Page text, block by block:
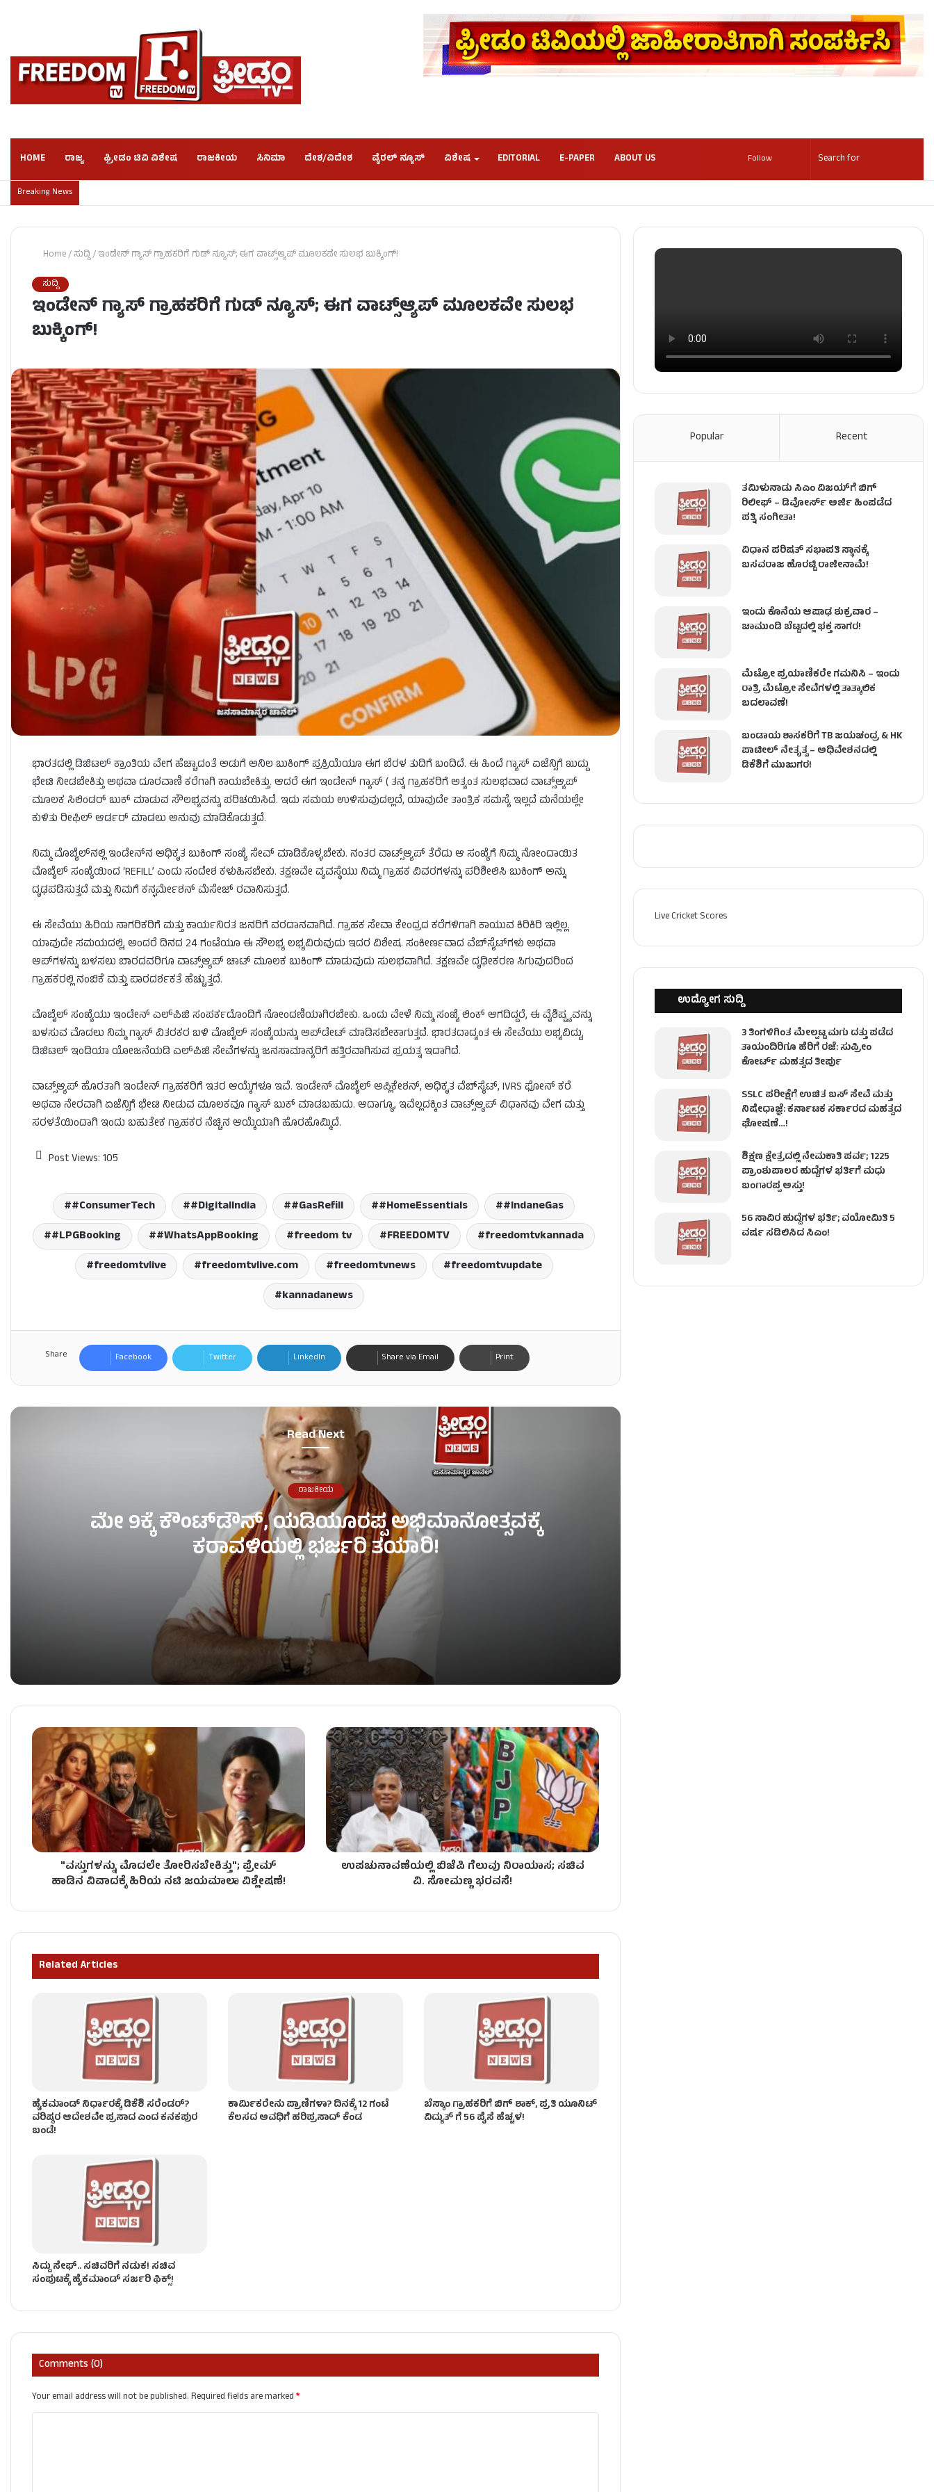
HOME ರಾಜ್ಯ ಫ್ರೀಡಂ ಟಿವಿ ವಿಶೇಷ ರಾಜಕೀಯ ಸಿನಿಮಾ ದೇಶ/ವಿದೇಶ ವೈರಲ್ ನ್ಯೂಸ್ ವಿಶೇಷ EDITORIAL E-PAPER ABOUT US Follow
Breaking News
Home/ಸುದ್ದಿ/ಇಂಡೇನ್ ಗ್ಯಾಸ್ ಗ್ರಾಹಕರಿಗೆ ಗುಡ್ ನ್ಯೂಸ್; ಈಗ ವಾಟ್ಸ್ಆ್ಯಪ್ ಮೂಲಕವೇ ಸುಲಭ ಬುಕ್ಕಿಂಗ್!
ಸುದ್ದಿ
ಇಂಡೇನ್ ಗ್ಯಾಸ್ ಗ್ರಾಹಕರಿಗೆ ಗುಡ್ ನ್ಯೂಸ್; ಈಗ ವಾಟ್ಸ್ಆ್ಯಪ್ ಮೂಲಕವೇ ಸುಲಭ
ಬುಕ್ಕಿಂಗ್!
ಭಾರತದಲ್ಲಿ ಡಿಜಿಟಲ್ ಕ್ರಾಂತಿಯ ವೇಗ ಹೆಚ್ಚಾದಂತೆ ಅಡುಗೆ ಅನಿಲ ಬುಕಿಂಗ್ ಪ್ರಕ್ರಿಯೆಯೂ ಈಗ ಬೆರಳ ತುದಿಗೆ ಬಂದಿದೆ. ಈ ಹಿಂದೆ ಗ್ಯಾಸ್ ಏಜೆನ್ಸಿಗೆ ಖುದ್ದು
ಭೇಟಿ ನೀಡಬೇಕಿತ್ತು ಅಥವಾ ದೂರವಾಣಿ ಕರೆಗಾಗಿ ಕಾಯಬೇಕಿತ್ತು. ಆದರೆ ಈಗ ಇಂಡೇನ್ ಗ್ಯಾಸ್ ( ತನ್ನ ಗ್ರಾಹಕರಿಗೆ ಅತ್ಯಂತ ಸುಲಭವಾದ ವಾಟ್ಸ್ಆ್ಯಪ್
ಮೂಲಕ ಸಿಲಿಂಡರ್ ಬುಕ್ ಮಾಡುವ ಸೌಲಭ್ಯವನ್ನು ಪರಿಚಯಿಸಿದೆ. ಇದು ಸಮಯ ಉಳಿಸುವುದಲ್ಲದೆ, ಯಾವುದೇ ತಾಂತ್ರಿಕ ಸಮಸ್ಯೆ ಇಲ್ಲದೆ ಮನೆಯಲ್ಲೇ
ಕುಳಿತು ರೀಫಿಲ್ ಆರ್ಡರ್ ಮಾಡಲು ಅನುವು ಮಾಡಿಕೊಡುತ್ತದೆ.
ನಿಮ್ಮ ಮೊಬೈಲ್‌ನಲ್ಲಿ ಇಂಡೇನ್‌ನ ಅಧಿಕೃತ ಬುಕಿಂಗ್ ಸಂಖ್ಯೆ ಸೇವ್ ಮಾಡಿಕೊಳ್ಳಬೇಕು. ನಂತರ ವಾಟ್ಸ್ಆ್ಯಪ್ ತೆರೆದು ಆ ಸಂಖ್ಯೆಗೆ ನಿಮ್ಮ ನೋಂದಾಯಿತ
ಮೊಬೈಲ್ ಸಂಖ್ಯೆಯಿಂದ ‘REFILL’ ಎಂದು ಸಂದೇಶ ಕಳುಹಿಸಬೇಕು. ತಕ್ಷಣವೇ ವ್ಯವಸ್ಥೆಯು ನಿಮ್ಮ ಗ್ರಾಹಕ ವಿವರಗಳನ್ನು ಪರಿಶೀಲಿಸಿ ಬುಕಿಂಗ್ ಅನ್ನು
ದೃಢಪಡಿಸುತ್ತದೆ ಮತ್ತು ನಿಮಗೆ ಕನ್ಫರ್ಮೇಶನ್ ಮೆಸೇಜ್ ರವಾನಿಸುತ್ತದೆ.
ಈ ಸೇವೆಯು ಹಿರಿಯ ನಾಗರಿಕರಿಗೆ ಮತ್ತು ಕಾರ್ಯನಿರತ ಜನರಿಗೆ ವರದಾನವಾಗಿದೆ. ಗ್ರಾಹಕ ಸೇವಾ ಕೇಂದ್ರದ ಕರೆಗಳಿಗಾಗಿ ಕಾಯುವ ಕಿರಿಕಿರಿ ಇಲ್ಲಿಲ್ಲ.
ಯಾವುದೇ ಸಮಯದಲ್ಲಿ, ಅಂದರೆ ದಿನದ 24 ಗಂಟೆಯೂ ಈ ಸೌಲಭ್ಯ ಲಭ್ಯವಿರುವುದು ಇದರ ವಿಶೇಷ. ಸಂಕೀರ್ಣವಾದ ವೆಬ್‌ಸೈಟ್‌ಗಳು ಅಥವಾ
ಆಪ್‌ಗಳನ್ನು ಬಳಸಲು ಬಾರದವರಿಗೂ ವಾಟ್ಸ್ಆ್ಯಪ್ ಚಾಟ್ ಮೂಲಕ ಬುಕಿಂಗ್ ಮಾಡುವುದು ಸುಲಭವಾಗಿದೆ. ತಕ್ಷಣವೇ ದೃಢೀಕರಣ ಸಿಗುವುದರಿಂದ
ಗ್ರಾಹಕರಲ್ಲಿ ನಂಬಿಕೆ ಮತ್ತು ಪಾರದರ್ಶಕತೆ ಹೆಚ್ಚುತ್ತದೆ.
ಮೊಬೈಲ್ ಸಂಖ್ಯೆಯು ಇಂಡೇನ್ ಎಲ್‌ಪಿಜಿ ಸಂಪರ್ಕದೊಂದಿಗೆ ನೋಂದಣಿಯಾಗಿರಬೇಕು. ಒಂದು ವೇಳೆ ನಿಮ್ಮ ಸಂಖ್ಯೆ ಲಿಂಕ್ ಆಗದಿದ್ದರೆ, ಈ ವೈಶಿಷ್ಟ್ಯವನ್ನು
ಬಳಸುವ ಮೊದಲು ನಿಮ್ಮ ಗ್ಯಾಸ್ ವಿತರಕರ ಬಳಿ ಮೊಬೈಲ್ ಸಂಖ್ಯೆಯನ್ನು ಅಪ್‌ಡೇಟ್ ಮಾಡಿಸಬೇಕಾಗುತ್ತದೆ. ಭಾರತದಾದ್ಯಂತ ಈ ಸೇವೆಯು ಲಭ್ಯವಿದ್ದು,
ಡಿಜಿಟಲ್ ಇಂಡಿಯಾ ಯೋಜನೆಯಡಿ ಎಲ್‌ಪಿಜಿ ಸೇವೆಗಳನ್ನು ಜನಸಾಮಾನ್ಯರಿಗೆ ಹತ್ತಿರವಾಗಿಸುವ ಪ್ರಯತ್ನ ಇದಾಗಿದೆ.
ವಾಟ್ಸ್ಆ್ಯಪ್ ಹೊರತಾಗಿ ಇಂಡೇನ್ ಗ್ರಾಹಕರಿಗೆ ಇತರ ಆಯ್ಕೆಗಳೂ ಇವೆ. ಇಂಡೇನ್ ಮೊಬೈಲ್ ಅಪ್ಲಿಕೇಶನ್, ಅಧಿಕೃತ ವೆಬ್‌ಸೈಟ್, IVRS ಫೋನ್ ಕರೆ
ಅಥವಾ ನೇರವಾಗಿ ಏಜೆನ್ಸಿಗೆ ಭೇಟಿ ನೀಡುವ ಮೂಲಕವೂ ಗ್ಯಾಸ್ ಬುಕ್ ಮಾಡಬಹುದು. ಆದಾಗ್ಯೂ, ಇವೆಲ್ಲದಕ್ಕಿಂತ ವಾಟ್ಸ್ಆ್ಯಪ್ ವಿಧಾನವು ವೇಗ ಮತ್ತು
ಸರಳತೆಯಿಂದಾಗಿ ಇಂದು ಬಹುತೇಕ ಗ್ರಾಹಕರ ನೆಚ್ಚಿನ ಆಯ್ಕೆಯಾಗಿ ಹೊರಹೊಮ್ಮಿದೆ.
Post Views: 105
#ConsumerTech #DigitalIndia #GasRefill #HomeEssentials
#IndaneGas
#LPGBooking
#WhatsAppBooking freedom tv FREEDOMTV
freedomtvkannada
freedomtvlive
freedomtvlive.com freedomtvnews
freedomtvupdate
kannadanews
Share Facebook Twitter LinkedIn Share via Email Print
Read Next
ರಾಜಕೀಯ
ಮೇ 9ಕ್ಕೆ ಕೌಂಟ್​​ಡೌನ್, ಯಡಿಯೂರಪ್ಪ ಅಭಿಮಾನೋತ್ಸವಕ್ಕೆ
ಕರಾವಳಿಯಲ್ಲಿ ಭರ್ಜರಿ ತಯಾರಿ!
ಮೇ 9ಕ್ಕೆ ಕೌಂಟ್​​ಡೌನ್, ಯಡಿಯೂರಪ್ಪ ಅಭಿಮಾನೋತ್ಸವಕ್ಕೆ ಕರಾವಳಿಯಲ್ಲಿ ಭರ್ಜರಿ ತಯಾರಿ!
ಕಾಂಗ್ರೆಸ್‌ನಲ್ಲಿ ತ್ರಿಮೂರ್ತಿಗಳ ರಹಸ್ಯ ಸಮಾಲೋಚನೆ, ಬಿ.ಕೆ. ಹರಿಪ್ರಸಾದ್ ದಿಢೀರ್ ಆ್ಯಕ್ಟಿವ್!
ಸಿದ್ದು ಬಣದ ಸೀಕ್ರೆಟ್ ಸ್ಟ್ರಾಟರ್ಜಿ, ಕುರ್ಚಿ ಉಳಿಸಿಕೊಳ್ಳಲು ರಹಸ್ಯ ಕಾರ್ಯತಂತ್ರ!
ಮಲೆ ಮಹದೇಶ್ವರ ಬೆಟ್ಟದಲ್ಲಿ KSRTC ಬಸ್​​ ಪಲ್ಟಿ! 30ಕ್ಕೂ ಹೆಚ್ಚು ಪ್ರಯಾಣಿಕರಿಗೆ ಗಾಯ
"ವಸ್ತುಗಳನ್ನು ಮೊದಲೇ ತೋರಿಸಬೇಕಿತ್ತು"; ಪ್ರೇಮ್
ಹಾಡಿನ ವಿವಾದಕ್ಕೆ ಹಿರಿಯ ನಟಿ ಜಯಮಾಲಾ ವಿಶ್ಲೇಷಣೆ!
ಉಪಚುನಾವಣೆಯಲ್ಲಿ ಬಿಜೆಪಿ ಗೆಲುವು ನಿರಾಯಾಸ; ಸಚಿವ
ವಿ. ಸೋಮಣ್ಣ ಭರವಸೆ!
Related Articles
ಹೈಕಮಾಂಡ್ ನಿರ್ಧಾರಕ್ಕೆ ಡಿಕೆಶಿ ಸರೆಂಡರ್?
ವರಿಷ್ಠರ ಆದೇಶವೇ ಪ್ರಸಾದ ಎಂದ ಕನಕಪುರ
ಬಂಡೆ!
ಕಾರ್ಮಿಕರೇನು ಪ್ರಾಣಿಗಳಾ? ದಿನಕ್ಕೆ 12 ಗಂಟೆ
ಕೆಲಸದ ಅವಧಿಗೆ ಹರಿಪ್ರಸಾದ್ ಕೆಂಡ
ಬೆಸ್ಕಾಂ ಗ್ರಾಹಕರಿಗೆ ಬಿಗ್ ಶಾಕ್, ಪ್ರತಿ ಯೂನಿಟ್
ವಿದ್ಯುತ್ ಗೆ 56 ಪೈಸೆ ಹೆಚ್ಚಳ!
ಸಿದ್ದು ಸೇಫ್.. ಸಚಿವರಿಗೆ ನಡುಕ! ಸಚಿವ
ಸಂಪುಟಕ್ಕೆ ಹೈಕಮಾಂಡ್ ಸರ್ಜರಿ ಫಿಕ್ಸ್!
Comments (0)
Your email address will not be published.Required fields are marked*
Popular Recent
ತಮಿಳುನಾಡು ಸಿಎಂ ವಿಜಯ್‌ಗೆ ಬಿಗ್
ರಿಲೀಫ್ – ಡಿವೋರ್ಸ್ ಅರ್ಜಿ ಹಿಂಪಡೆದ
ಪತ್ನಿ ಸಂಗೀತಾ!
ವಿಧಾನ ಪರಿಷತ್ ಸಭಾಪತಿ ಸ್ಥಾನಕ್ಕೆ
ಬಸವರಾಜ ಹೊರಟ್ಟಿ ರಾಜೀನಾಮೆ!
ಇಂದು ಕೊನೆಯ ಆಷಾಢ ಶುಕ್ರವಾರ –
ಚಾಮುಂಡಿ ಬೆಟ್ಟದಲ್ಲಿ ಭಕ್ತ ಸಾಗರ!
ಮೆಟ್ರೋ ಪ್ರಯಾಣಿಕರೇ ಗಮನಿಸಿ – ಇಂದು
ರಾತ್ರಿ ಮೆಟ್ರೋ ಸೇವೆಗಳಲ್ಲಿ ತಾತ್ಕಾಲಿಕ
ಬದಲಾವಣೆ!
ಬಂಡಾಯ ಶಾಸಕರಿಗೆ TB ಜಯಚಂದ್ರ & HK
ಪಾಟೀಲ್ ನೇತೃತ್ವ – ಅಧಿವೇಶನದಲ್ಲಿ
ಡಿಕೆಶಿಗೆ ಮುಜುಗರ!
Live Cricket Scores
ಉದ್ಯೋಗ ಸುದ್ದಿ
3 ತಿಂಗಳಿಗಿಂತ ಮೇಲ್ಪಟ್ಟ ಮಗು ದತ್ತು ಪಡೆದ
ತಾಯಂದಿರಿಗೂ ಹೆರಿಗೆ ರಜೆ: ಸುಪ್ರೀಂ
ಕೋರ್ಟ್ ಮಹತ್ವದ ತೀರ್ಪು
SSLC ಪರೀಕ್ಷೆಗೆ ಉಚಿತ ಬಸ್ ಸೇವೆ ಮತ್ತು
ನಿಷೇಧಾಜ್ಞೆ: ಕರ್ನಾಟಕ ಸರ್ಕಾರದ ಮಹತ್ವದ
ಘೋಷಣೆ…!
ಶಿಕ್ಷಣ ಕ್ಷೇತ್ರದಲ್ಲಿ ನೇಮಕಾತಿ ಪರ್ವ; 1225
ಪ್ರಾಂಶುಪಾಲರ ಹುದ್ದೆಗಳ ಭರ್ತಿಗೆ ಮಧು
ಬಂಗಾರಪ್ಪ ಅಸ್ತು!
56 ಸಾವಿರ ಹುದ್ದೆಗಳ ಭರ್ತಿ; ವಯೋಮಿತಿ 5
ವರ್ಷ ಸಡಿಲಿಸಿದ ಸಿಎಂ!